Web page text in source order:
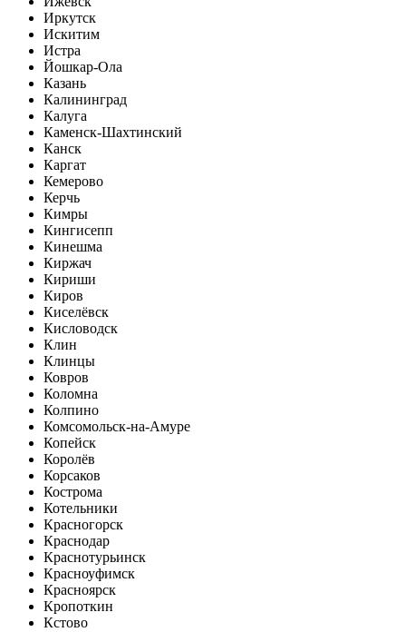
Иркутск
Искитим
Истра
Йошкар-Ола
Казань
Калининград
Калуга
Каменск-Шахтинский
Канск
Каргат
Кемерово
Керчь
Кимры
Кингисепп
Кинешма
Киржач
Кириши
Киров
Киселёвск
Кисловодск
Клин
Клинцы
Ковров
Коломна
Колпино
Комсомольск-на-Амуре
Копейск
Королёв
Корсаков
Кострома
Котельники
Красногорск
Краснодар
Краснотурьинск
Красноуфимск
Красноярск
Кропоткин
Кстово